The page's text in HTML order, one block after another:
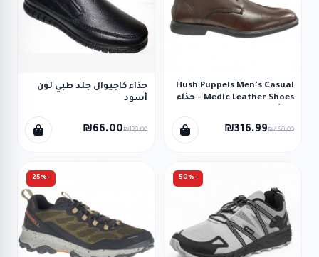
Hush Puppeis Men's Casual
Medic Leather Shoes - حذاء
طويل للرجال لون بني
₪316.99₪450.00
حذاء كاجيوال جلد طبي لون
أسود
₪66.00₪120.00
-50%
-25%